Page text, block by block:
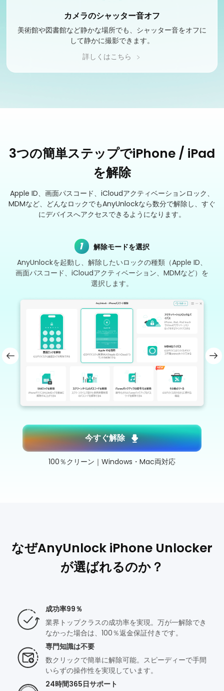
カメラのシャッター音オフ
美術館や図書館など静かな場所でも、シャッター音をオフに
して静かに撮影できます。
詳しくはこちら
3つの簡単ステップでiPhone / iPad
を解除
Apple ID、画面パスコード、iCloudアクティベーションロック、
MDMなど、どんなロックでもAnyUnlockなら数分で解除し、すぐ
にデバイスへアクセスできるようになります。
1
解除モードを選択
AnyUnlockを起動し、解除したいロックの種類（Apple ID、
画面パスコード、iCloudアクティベーション、MDMなど）を
選択します。
今すぐ解除
100％クリーン｜Windows・Mac両対応
なぜAnyUnlock iPhone Unlocker
が選ばれるのか？
成功率99％
業界トップクラスの成功率を実現。万が一解除でき
なかった場合は、100％返金保証付きです。
専門知識は不要
数クリックで簡単に解除可能。スピーディーで手間
いらずの操作性を実現しています。
24時間365日サポート